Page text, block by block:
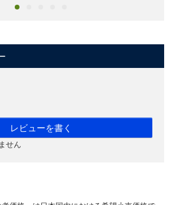
レビューを書く
せん